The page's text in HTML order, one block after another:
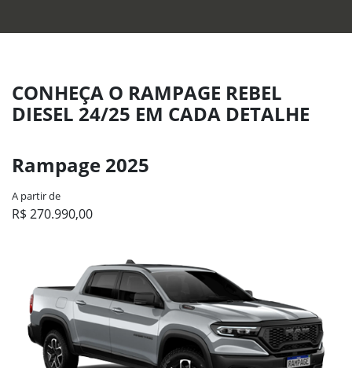
CONHEÇA O RAMPAGE REBEL
DIESEL 24/25 EM CADA DETALHE
Rampage 2025
A partir de
R$ 270.990,00